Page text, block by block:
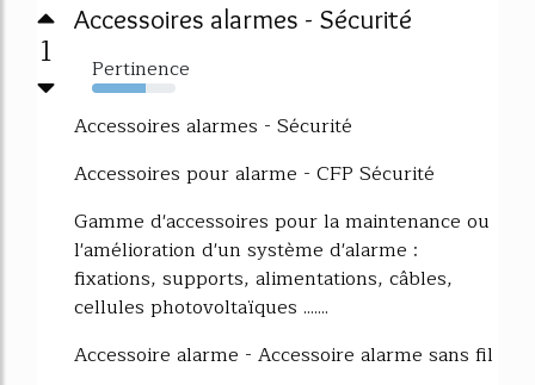
1
Accessoires alarmes - Sécurité
Pertinence
64%
Accessoires alarmes - Sécurité
Accessoires pour alarme - CFP Sécurité
Gamme d'accessoires pour la maintenance ou
l'amélioration d'un système d'alarme :
fixations, supports, alimentations, câbles,
cellules photovoltaïques .......
Accessoire alarme - Accessoire alarme sans fil